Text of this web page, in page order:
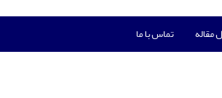
مقاله تماس با ما